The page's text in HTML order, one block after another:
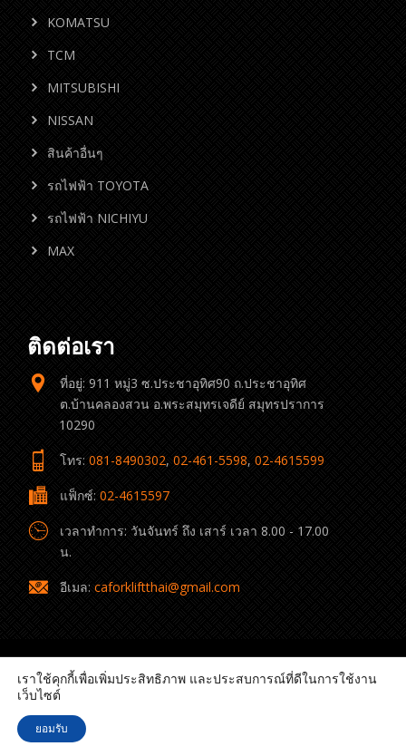
KOMATSU
TCM
MITSUBISHI
NISSAN
สินค้าอื่นๆ
รถไฟฟ้า TOYOTA
รถไฟฟ้า NICHIYU
MAX
ติดต่อเรา
ที่อยู่: 911 หมู่3 ซ.ประชาอุทิศ90 ถ.ประชาอุทิศ
ต.บ้านคลองสวน อ.พระสมุทรเจดีย์ สมุทรปราการ
10290
โทร: 081-8490302, 02-461-5598, 02-4615599
แฟ็กซ์: 02-4615597
เวลาทำการ: วันจันทร์ ถึง เสาร์ เวลา 8.00 - 17.00
น.
อีเมล: caforkliftthai@gmail.com
เราใช้คุกกี้เพื่อเพิ่มประสิทธิภาพ และประสบการณ์ที่ดีในการใช้งาน
เว็บไซต์
ยอมรับ